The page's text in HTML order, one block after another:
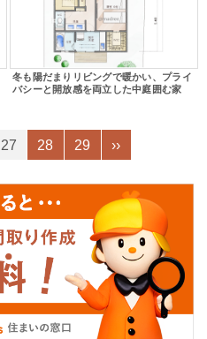
冬も陽だまりリビングで暖かい、プライ
バシーと開放感を両立した中庭囲む家
27 28 29 ››